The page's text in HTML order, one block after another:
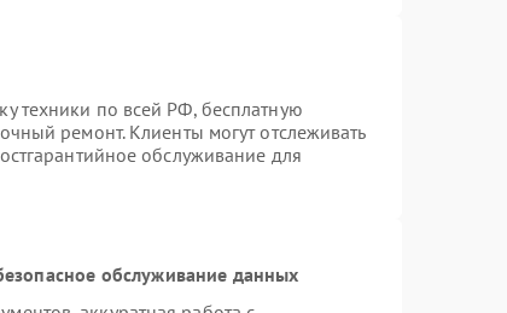
техники по всей РФ, бесплатную
ремонт. Клиенты могут отслеживать
обслуживание для
обслуживание данных